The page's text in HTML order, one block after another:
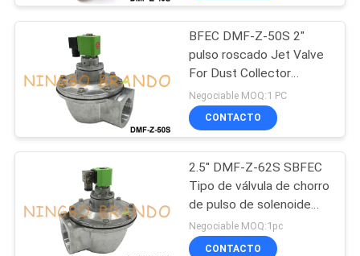
Válvula
electromagnética de
la refrigeración
BFEC DMF-Z-50S 2"
pulso roscado Jet Valve
For Dust Collector
24VDC 220VAC
Negociable MOQ:1 PC
CONTACTO
2.5'' DMF-Z-62S SBFEC
Tipo de válvula de chorro
de pulso de solenoide
para colector de polvo
24V 220V
Negociable MOQ:1pc
CONTACTO